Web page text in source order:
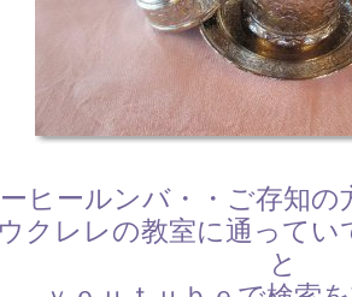
ヒールンバ・・ご存知
クレレの教室に通って
と